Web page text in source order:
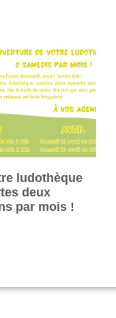
ludothèque
deux
par mois !